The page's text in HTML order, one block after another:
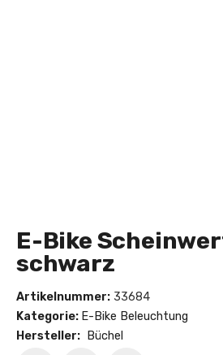
E-Bike
schwarz
Artikelnummer: 33684
Kategorie: E-Bike Beleuchtung
Hersteller:
Büchel